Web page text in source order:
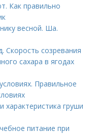
Как правильно
весной. Ша.
Скорость созревания
сахара в ягодах
Правильное
характеристика груши
питание при